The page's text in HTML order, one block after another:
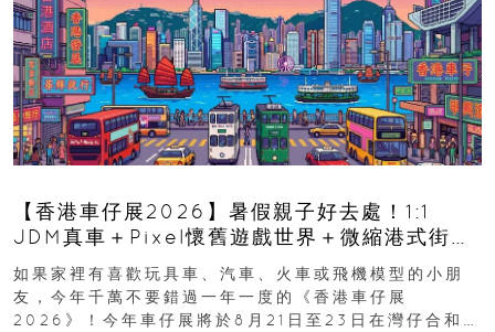
【香港車仔展2026】暑假親子好去處！1:1
JDM真車＋Pixel懷舊遊戲世界＋微縮港式街景
8月灣仔登場 車迷家庭必去！
如果家裡有喜歡玩具車、汽車、火車或飛機模型的小朋
友，今年千萬不要錯過一年一度的《香港車仔展
2026》！今年車仔展將於8月21日至23日在灣仔合和酒